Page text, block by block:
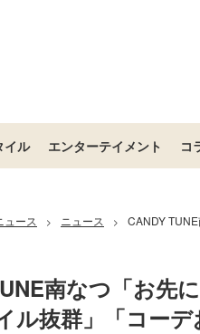
イル エンターテイメント コ
ュース > ニュース >
CANDY
南なつ「お先
ル抜群」「コー